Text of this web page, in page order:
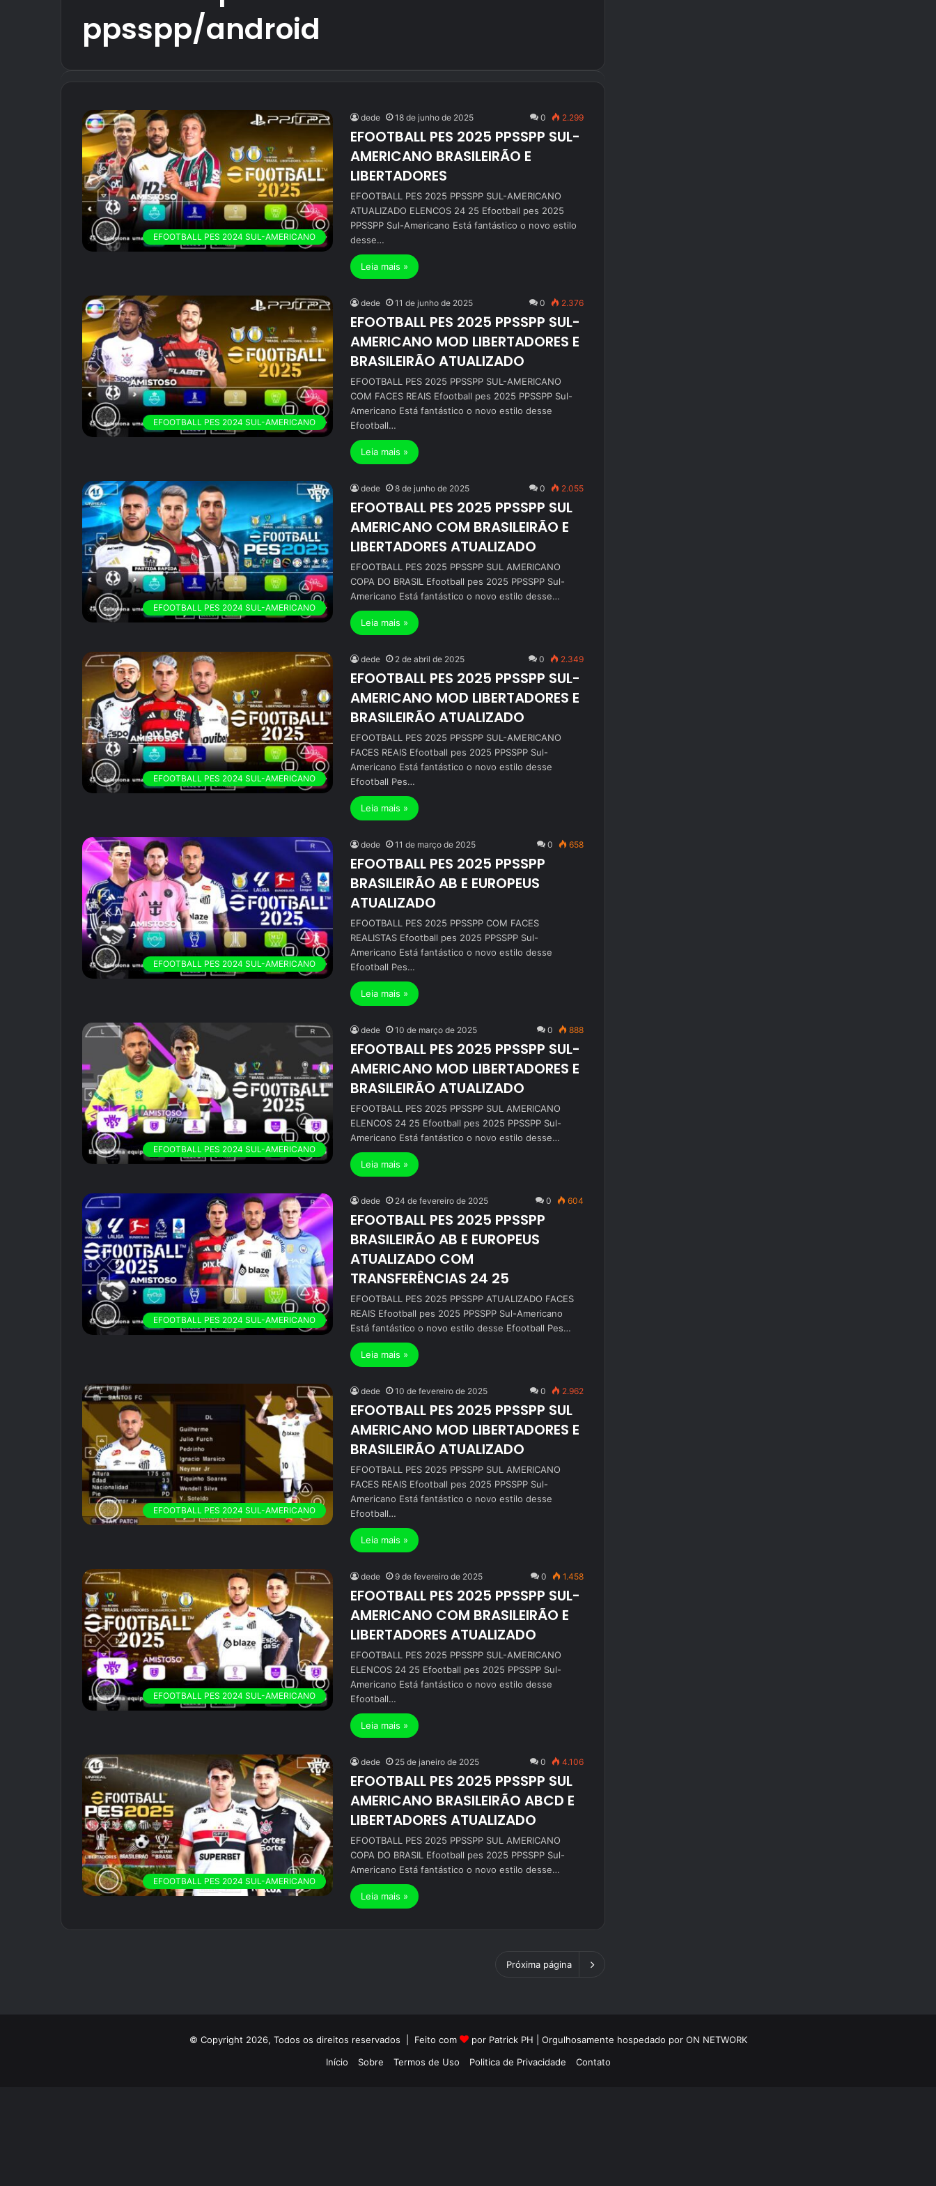
ppsspp/android
EFOOTBALL PES 2024 SUL-AMERICANO
dede 18 de junho de 2025 0 2.299
EFOOTBALL PES 2025 PPSSPP SUL-
AMERICANO BRASILEIRÃO E
LIBERTADORES
EFOOTBALL PES 2025 PPSSPP SUL-AMERICANO
ATUALIZADO ELENCOS 24 25 Efootball pes 2025
PPSSPP Sul-Americano Está fantástico o novo estilo
desse…
Leia mais »
EFOOTBALL PES 2024 SUL-AMERICANO
dede 11 de junho de 2025 0 2.376
EFOOTBALL PES 2025 PPSSPP SUL-
AMERICANO MOD LIBERTADORES E
BRASILEIRÃO ATUALIZADO
EFOOTBALL PES 2025 PPSSPP SUL-AMERICANO
COM FACES REAIS Efootball pes 2025 PPSSPP Sul-
Americano Está fantástico o novo estilo desse
Efootball…
Leia mais »
EFOOTBALL PES 2024 SUL-AMERICANO
dede 8 de junho de 2025 0 2.055
EFOOTBALL PES 2025 PPSSPP SUL
AMERICANO COM BRASILEIRÃO E
LIBERTADORES ATUALIZADO
EFOOTBALL PES 2025 PPSSPP SUL AMERICANO
COPA DO BRASIL Efootball pes 2025 PPSSPP Sul-
Americano Está fantástico o novo estilo desse…
Leia mais »
EFOOTBALL PES 2024 SUL-AMERICANO
dede 2 de abril de 2025 0 2.349
EFOOTBALL PES 2025 PPSSPP SUL-
AMERICANO MOD LIBERTADORES E
BRASILEIRÃO ATUALIZADO
EFOOTBALL PES 2025 PPSSPP SUL-AMERICANO
FACES REAIS Efootball pes 2025 PPSSPP Sul-
Americano Está fantástico o novo estilo desse
Efootball Pes…
Leia mais »
EFOOTBALL PES 2024 SUL-AMERICANO
dede 11 de março de 2025 0 658
EFOOTBALL PES 2025 PPSSPP
BRASILEIRÃO AB E EUROPEUS
ATUALIZADO
EFOOTBALL PES 2025 PPSSPP COM FACES
REALISTAS Efootball pes 2025 PPSSPP Sul-
Americano Está fantástico o novo estilo desse
Efootball Pes…
Leia mais »
EFOOTBALL PES 2024 SUL-AMERICANO
dede 10 de março de 2025 0 888
EFOOTBALL PES 2025 PPSSPP SUL-
AMERICANO MOD LIBERTADORES E
BRASILEIRÃO ATUALIZADO
EFOOTBALL PES 2025 PPSSPP SUL AMERICANO
ELENCOS 24 25 Efootball pes 2025 PPSSPP Sul-
Americano Está fantástico o novo estilo desse…
Leia mais »
EFOOTBALL PES 2024 SUL-AMERICANO
dede 24 de fevereiro de 2025 0 604
EFOOTBALL PES 2025 PPSSPP
BRASILEIRÃO AB E EUROPEUS
ATUALIZADO COM
TRANSFERÊNCIAS 24 25
EFOOTBALL PES 2025 PPSSPP ATUALIZADO FACES
REAIS Efootball pes 2025 PPSSPP Sul-Americano
Está fantástico o novo estilo desse Efootball Pes…
Leia mais »
EFOOTBALL PES 2024 SUL-AMERICANO
dede 10 de fevereiro de 2025 0 2.962
EFOOTBALL PES 2025 PPSSPP SUL
AMERICANO MOD LIBERTADORES E
BRASILEIRÃO ATUALIZADO
EFOOTBALL PES 2025 PPSSPP SUL AMERICANO
FACES REAIS Efootball pes 2025 PPSSPP Sul-
Americano Está fantástico o novo estilo desse
Efootball…
Leia mais »
EFOOTBALL PES 2024 SUL-AMERICANO
dede 9 de fevereiro de 2025 0 1.458
EFOOTBALL PES 2025 PPSSPP SUL-
AMERICANO COM BRASILEIRÃO E
LIBERTADORES ATUALIZADO
EFOOTBALL PES 2025 PPSSPP SUL-AMERICANO
ELENCOS 24 25 Efootball pes 2025 PPSSPP Sul-
Americano Está fantástico o novo estilo desse
Efootball…
Leia mais »
EFOOTBALL PES 2024 SUL-AMERICANO
dede 25 de janeiro de 2025 0 4.106
EFOOTBALL PES 2025 PPSSPP SUL
AMERICANO BRASILEIRÃO ABCD E
LIBERTADORES ATUALIZADO
EFOOTBALL PES 2025 PPSSPP SUL AMERICANO
COPA DO BRASIL Efootball pes 2025 PPSSPP Sul-
Americano Está fantástico o novo estilo desse…
Leia mais »
Próxima página
© Copyright 2026, Todos os direitos reservados | Feito com
por Patrick PH | Orgulhosamente hospedado por ON NETWORK
Início
Sobre Termos de Uso Politica de Privacidade Contato